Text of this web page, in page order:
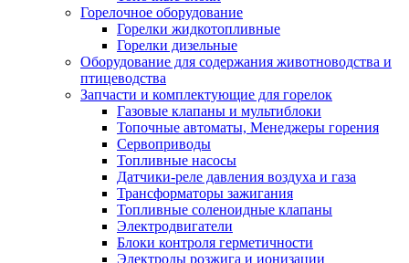
Горелочное оборудование
Горелки жидкотопливные
Горелки дизельные
Оборудование для содержания животноводства и
птицеводства
Запчасти и комплектующие для горелок
Газовые клапаны и мультиблоки
Топочные автоматы, Менеджеры горения
Сервоприводы
Топливные насосы
Датчики-реле давления воздуха и газа
Трансформаторы зажигания
Топливные соленоидные клапаны
Электродвигатели
Блоки контроля герметичности
Электроды розжига и ионизации